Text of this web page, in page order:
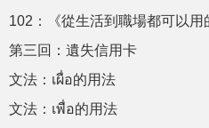
102：《從生活到職場都可以用
第三回：遺失信用卡
文法：เผื่อ的用法
文法：เพื่อ的用法